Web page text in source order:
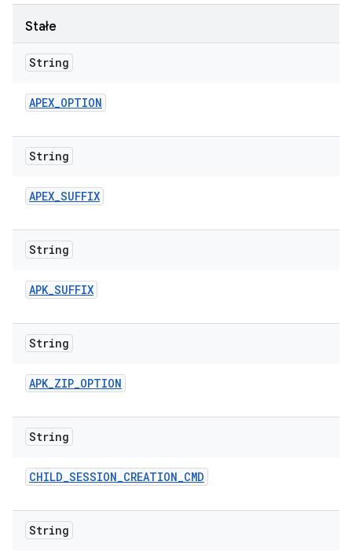
Stałe
String
APEX_OPTION
String
APEX_SUFFIX
String
APK_SUFFIX
String
APK_ZIP_OPTION
String
CHILD_SESSION_CREATION_CMD
String